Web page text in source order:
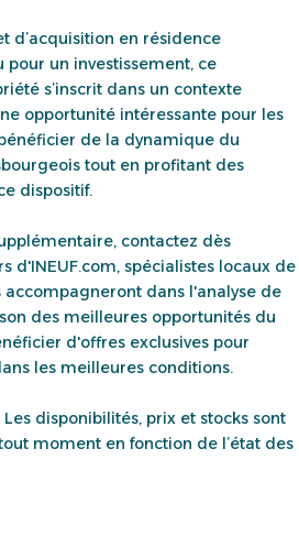
d’acquisition en résidence
un investissement, ce
s’inscrit dans un contexte
opportunité intéressante pour les
de la dynamique du
tout en profitant des
dispositif.
contactez dès
d'INEUF.com, spécialistes locaux de
accompagneront dans l'analyse de
des meilleures opportunités du
d'offres exclusives pour
les meilleures conditions.
disponibilités, prix et stocks sont
moment en fonction de l’état des